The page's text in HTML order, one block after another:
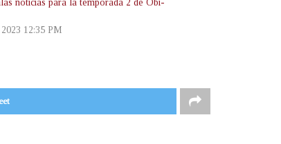
noticias para la temporada 2 de Obi-
12:35 PM